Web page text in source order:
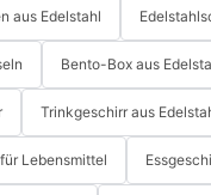
aus Edelstahl
Bento-Box aus
Trinkgeschirr aus
Lebensmittel